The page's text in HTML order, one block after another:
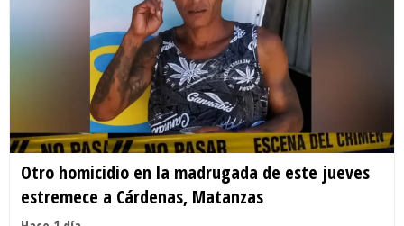
Otro homicidio en la madrugada de este jueves
estremece a Cárdenas, Matanzas